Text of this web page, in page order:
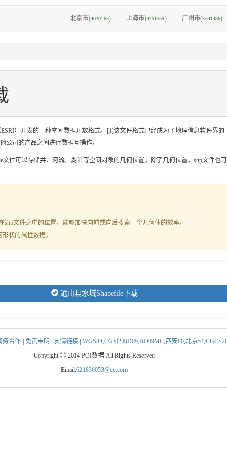
北京市(4030165) 上海市(4751559) 广州市(3541486)
ESRI）开发的一种空间数据开放格式。[1]该文件格式已经成为了地理信息软件界
公司的产品之间进行数据互操作。
文件可以存储井、河流、湖泊等空间对象的几何位置。除了几何位置，shp文件
文件之中的位置，能够加快向前或向后搜索一个几何体的效率。
状的属性数据。
通山县水域Shapefile下载
务合作| 免责申明 友情链接| WGS84,CGJ02,BD09,BD09MC,西安80,北京
Copyright ◎ 2014 POI数据 All Rights Reserved
Email:621836053@qq.com